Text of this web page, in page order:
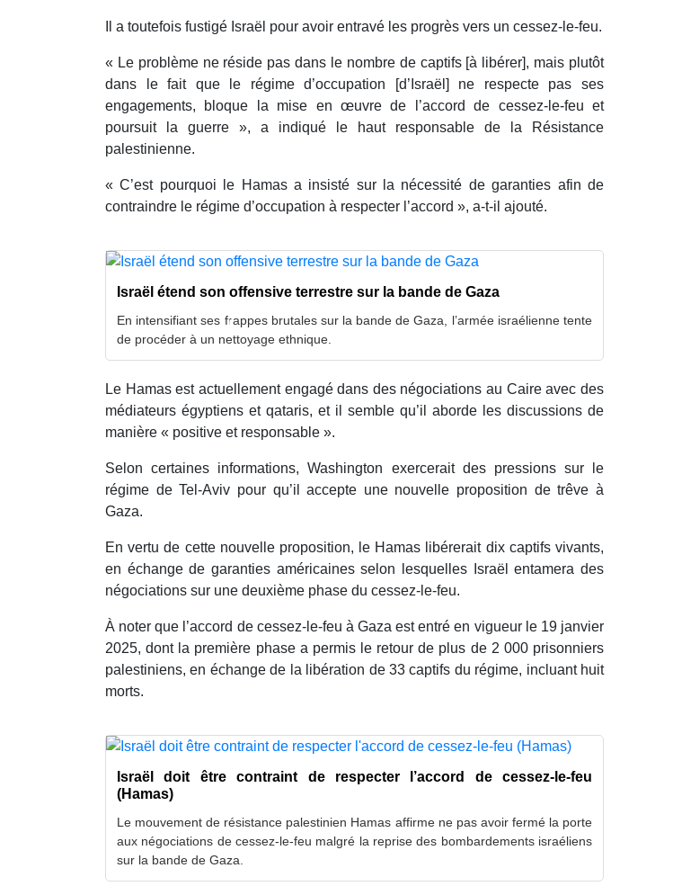
Il a toutefois fustigé Israël pour avoir entravé les progrès vers un cessez-le-feu.
« Le problème ne réside pas dans le nombre de captifs [à libérer], mais plutôt
dans le fait que le régime d’occupation [d’Israël] ne respecte pas ses
engagements, bloque la mise en œuvre de l’accord de cessez-le-feu et
poursuit la guerre », a indiqué le haut responsable de la Résistance
palestinienne.
« C’est pourquoi le Hamas a insisté sur la nécessité de garanties afin de
contraindre le régime d’occupation à respecter l’accord », a-t-il ajouté.
Israël étend son offensive terrestre sur la bande de Gaza
En intensifiant ses frappes brutales sur la bande de Gaza, l’armée israélienne tente
de procéder à un nettoyage ethnique.
Le Hamas est actuellement engagé dans des négociations au Caire avec des
médiateurs égyptiens et qataris, et il semble qu’il aborde les discussions de
manière « positive et responsable ».
Selon certaines informations, Washington exercerait des pressions sur le
régime de Tel-Aviv pour qu’il accepte une nouvelle proposition de trêve à
Gaza.
En vertu de cette nouvelle proposition, le Hamas libérerait dix captifs vivants,
en échange de garanties américaines selon lesquelles Israël entamera des
négociations sur une deuxième phase du cessez-le-feu.
À noter que l’accord de cessez-le-feu à Gaza est entré en vigueur le 19 janvier
2025, dont la première phase a permis le retour de plus de 2 000 prisonniers
palestiniens, en échange de la libération de 33 captifs du régime, incluant huit
morts.
Israël doit être contraint de respecter l’accord de cessez-le-feu
(Hamas)
Le mouvement de résistance palestinien Hamas affirme ne pas avoir fermé la porte
aux négociations de cessez-le-feu malgré la reprise des bombardements israéliens
sur la bande de Gaza.